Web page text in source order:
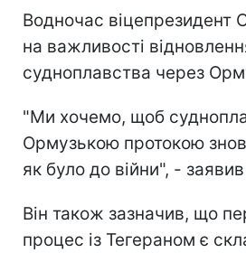
Водночас віцепрезидент
на важливості
судноплавства через
"Ми хочемо, щоб
Ормузькою протокою
як було до війни", -
Він також зазначив, що
процес із Тегераном є